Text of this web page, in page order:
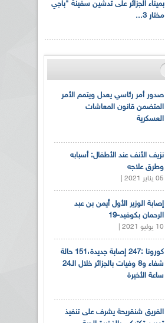
بميناء الجزائر على تدشين سفينة "باجي
مختار 3...
صدور أمر رئاسي يعدل ويتمم الأمر
المتضمن قانون المعاشات
العسكرية
نزيف الأنف عند الأطفال: أسبابه
وطرق علاجه
05 يناير 2021 |
إصابة الوزير الأول أيمن بن عبد
الرحمان بكوفيد-19
10 يوليو 2021 |
كورونا :247 إصابة جديدة،151 حالة
شفاء و8 وفيات بالجزائر خلال الـ24
ساعة الأخيرة
الفريق شنقريحة يشرف على تنفيذ